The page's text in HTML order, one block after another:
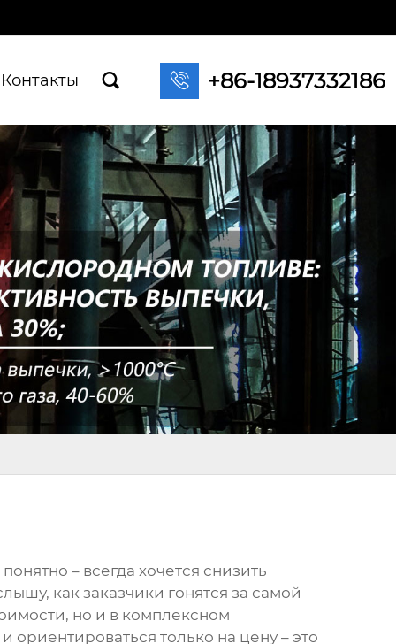
Контакты   +86-18937332186
– всегда хочется снизить
как заказчики гонятся за самой
но и в комплексном
только на цену – это